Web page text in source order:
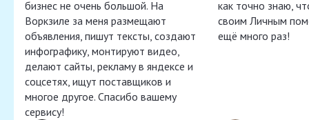
бизнес не очень большой. На
Воркзиле за меня размещают
объявления, пишут тексты, создают
инфографику, монтируют видео,
делают сайты, рекламу в яндексе и
соцсетях, ищут поставщиков и
многое другое. Спасибо вашему
сервису!
как точно знаю,
своим Личным
ещё много раз!